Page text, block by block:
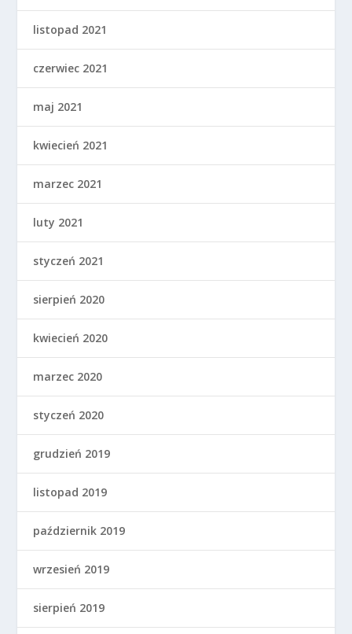
listopad 2021
czerwiec 2021
maj 2021
kwiecień 2021
marzec 2021
luty 2021
styczeń 2021
sierpień 2020
kwiecień 2020
marzec 2020
styczeń 2020
grudzień 2019
listopad 2019
październik 2019
wrzesień 2019
sierpień 2019